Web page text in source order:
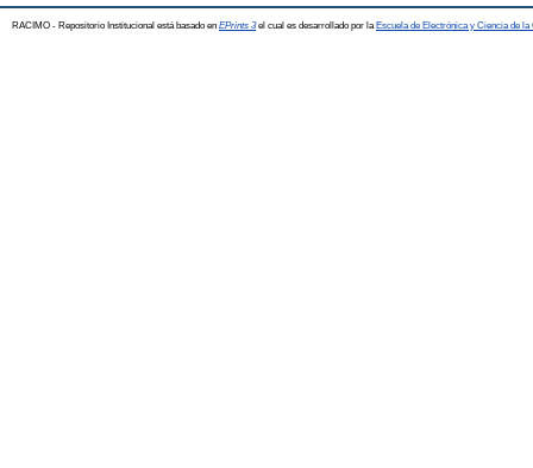
RACIMO - Repositorio Institucional está basado en EPrints 3el cual es desarrollado por la Escuela de Electrónica y Ciencia de la